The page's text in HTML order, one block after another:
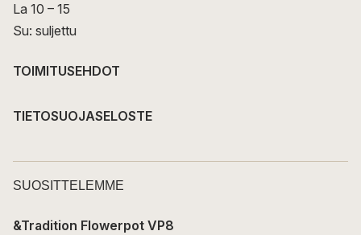
La 10 – 15
Su: suljettu
TOIMITUSEHDOT
TIETOSUOJASELOSTE
SUOSITTELEMME
&Tradition Flowerpot VP8